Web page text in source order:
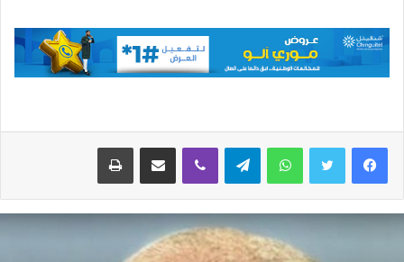
واتساب تيلقرام ڤايبر مشاركة عبر البريد طباعة